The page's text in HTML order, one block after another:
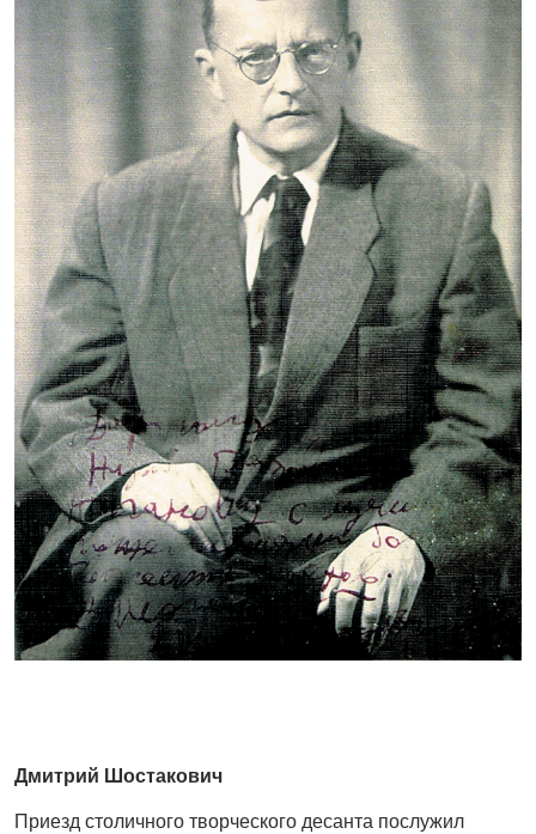
Дмитрий Шостакович
Приезд столичного творческого десанта послужил